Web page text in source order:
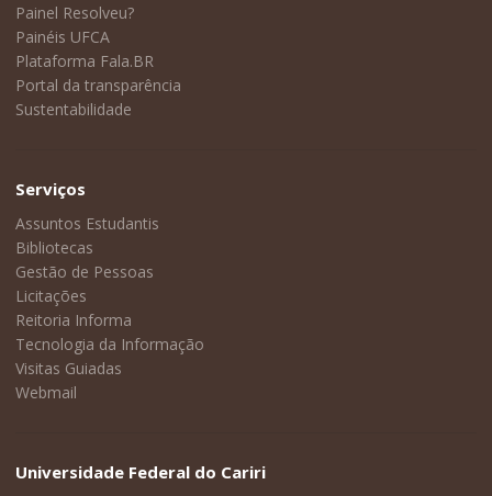
Painel Resolveu?
Painéis UFCA
Plataforma Fala.BR
Portal da transparência
Sustentabilidade
Serviços
Assuntos Estudantis
Bibliotecas
Gestão de Pessoas
Licitações
Reitoria Informa
Tecnologia da Informação
Visitas Guiadas
Webmail
Universidade Federal do Cariri